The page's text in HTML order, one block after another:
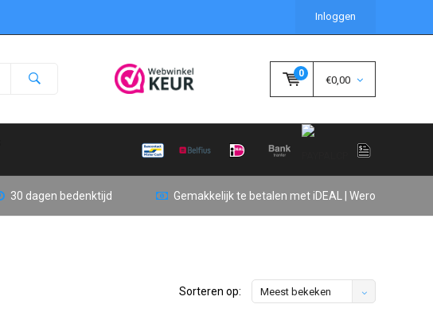
Inloggen
0
€0,00
30 dagen bedenktijd Gemakkelijk te betalen met iDEAL | Wero
Sorteren op: Meest bekeken